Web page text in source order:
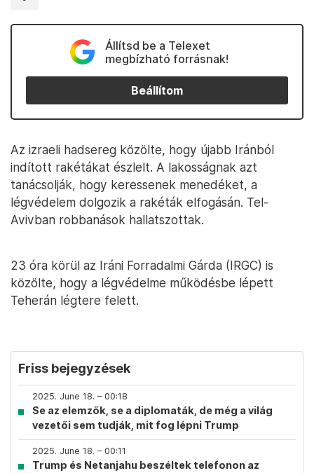
Állítsd be a Telexet
megbízható forrásnak!
Beállítom
Az izraeli hadsereg közölte, hogy újabb Iránból
indított rakétákat észlelt. A lakosságnak azt
tanácsolják, hogy keressenek menedéket, a
légvédelem dolgozik a rakéták elfogásán. Tel-
Avivban robbanások hallatszottak.
23 óra körül az Iráni Forradalmi Gárda (IRGC) is
közölte, hogy a légvédelme működésbe lépett
Teherán légtere felett.
Friss bejegyzések
2025. June 18. – 00:18
Se az elemzők, se a diplomaták, de még a világ
vezetői sem tudják, mit fog lépni Trump
2025. June 18. – 00:11
Trump és Netanjahu beszéltek telefonon az